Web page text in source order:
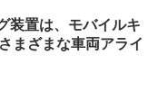
装置は、モバイルキ
まざまな車両アライ